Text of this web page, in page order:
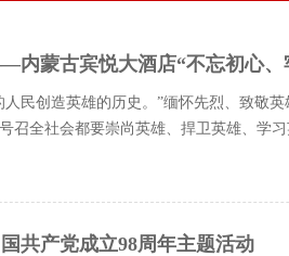
蒙古宾悦大酒店“不忘初心、
民创造英雄的历史。”缅怀先烈、致敬
召全社会都要崇尚英雄、捍卫英雄、学
共产党成立98周年主题活动